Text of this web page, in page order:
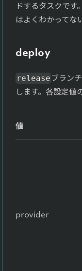
ドするタスクです。
はよくわかってな
deploy
release ブラン
します。各設定値
値
provider